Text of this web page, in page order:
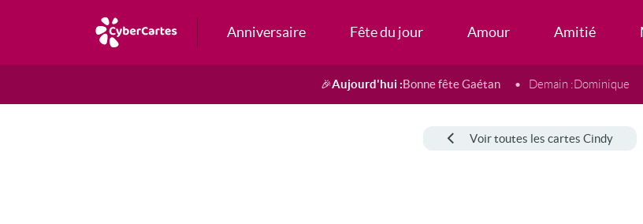
Anniversaire Fête du jour Amour Amitié
🎉Aujourd'hui :Bonne fête Gaétan Demain :Dominique
Voir toutes les cartes Cindy